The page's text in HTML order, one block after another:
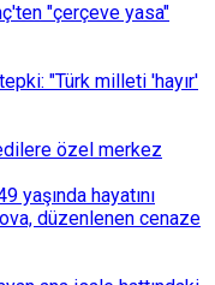
"çerçeve yasa"
"Türk milleti 'hayır'
özel merkez
yaşında hayatını
düzenlenen cenaze